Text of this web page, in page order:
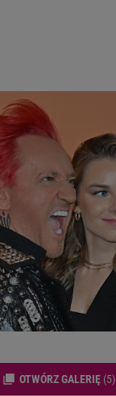
OTWÓRZ GALERIĘ (5)